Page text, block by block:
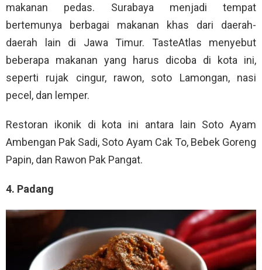
makanan pedas. Surabaya menjadi tempat
bertemunya berbagai makanan khas dari daerah-
daerah lain di Jawa Timur. TasteAtlas menyebut
beberapa makanan yang harus dicoba di kota ini,
seperti rujak cingur, rawon, soto Lamongan, nasi
pecel, dan lemper.
Restoran ikonik di kota ini antara lain Soto Ayam
Ambengan Pak Sadi, Soto Ayam Cak To, Bebek Goreng
Papin, dan Rawon Pak Pangat.
4. Padang